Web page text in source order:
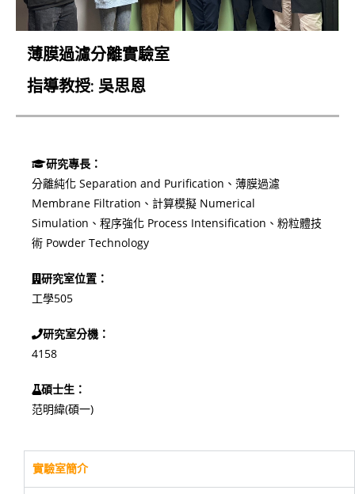
薄膜過濾分離實驗室
指導教授: 吳思恩
研究專長：
分離純化 Separation and Purification、薄膜過濾
Membrane Filtration、計算模擬 Numerical
Simulation、程序強化 Process Intensification、粉粒體技
術 Powder Technology
研究室位置：
工學505
研究室分機：
4158
碩士生：
范明緯(碩一)
實驗室簡介